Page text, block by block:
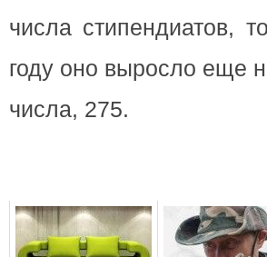
числа стипендиатов,
году оно выросло еще
числа, 275.